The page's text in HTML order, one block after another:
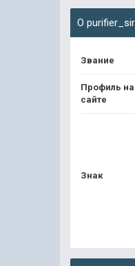
О
Звание
Профиль на
сайте
Знак